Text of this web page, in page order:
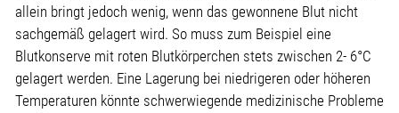
allein bringt jedoch wenig, wenn das gewonnene Blut nicht
sachgemäß gelagert wird. So muss zum Beispiel eine
Blutkonserve mit roten Blutkörperchen stets zwischen 2- 6°C
gelagert werden. Eine Lagerung bei niedrigeren oder höheren
Temperaturen könnte schwerwiegende medizinische Probleme